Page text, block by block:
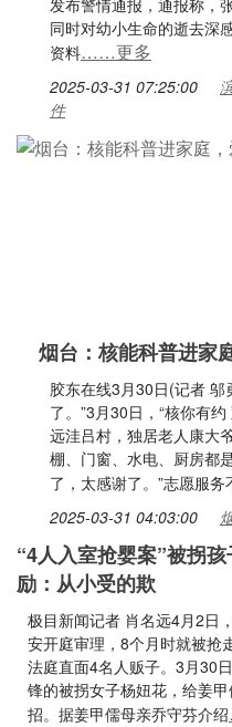
发布警情通报，通报称，
同时对幼小生命的逝去深
资料……更多
2025-03-31 07:25:00
件
烟台：核能科普进家
胶东在线3月30日(记者 邬
了。”3月30日，“核你有
远洼吕村，独居老人康大
棚、门窗、水电、厨房都
了，太感谢了。”志愿服
2025-03-31 04:03:00
“4人入室抢婴案”被拐
励：从小受的欺
极目新闻记者 肖名远4月2日
安开庭审理，8个月时就被抢
法庭直面4名人贩子。3月30
锋的被拐女子杨妞花，给姜
招。据姜甲儒母亲乔守芬介绍